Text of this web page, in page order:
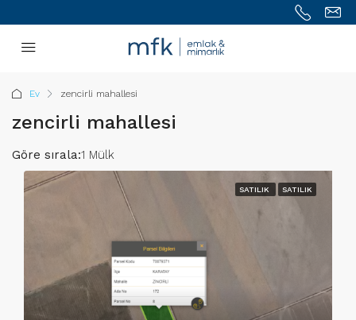
Ev zencirli mahallesi
zencirli mahallesi
1 Mülk
Göre sırala:
SATILIK SATILIK